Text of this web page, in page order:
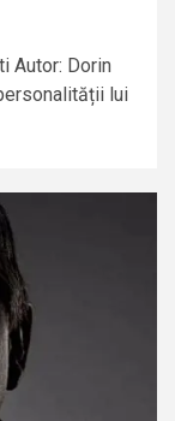
Autor: Dorin
lui